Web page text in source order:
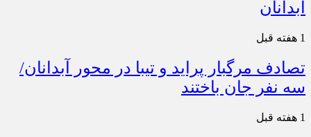
آبدانان
1 هفته قبل
تصادف مرگبار پراید و تیبا در محور آبدانان/
سه نفر جان باختند
1 هفته قبل